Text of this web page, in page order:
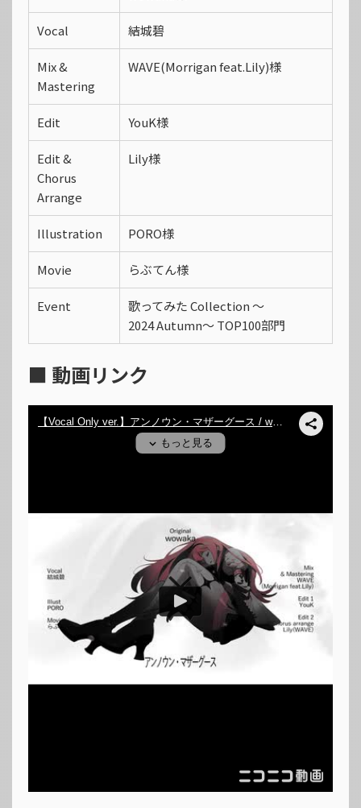
Vocal 結城碧
Mix &
Mastering
WAVE(Morrigan feat.Lily)様
Edit YouK様
Edit &
Chorus
Arrange
Lily様
Illustration PORO様
Movie らぶてん様
Event
歌ってみた Collection 〜
2024 Autumn〜 TOP100部門
■ 動画リンク